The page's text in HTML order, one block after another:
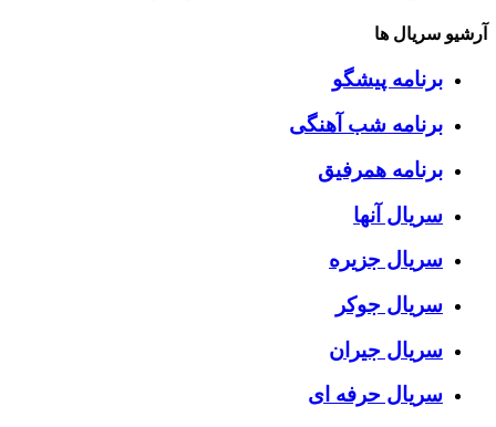
آرشیو سریال ها
برنامه پیشگو
برنامه شب آهنگی
برنامه همرفیق
سریال آنها
سریال جزیره
سریال جوکر
سریال جیران
سریال حرفه ای